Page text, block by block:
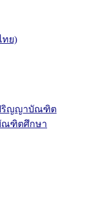
ทย)
ริญญาบัณฑิต
ณฑิตศึกษา